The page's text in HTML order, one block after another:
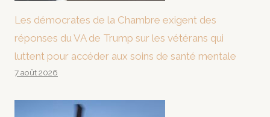
Les démocrates de la Chambre exigent des
réponses du VA de Trump sur les vétérans qui
luttent pour accéder aux soins de santé mentale
7 août 2026